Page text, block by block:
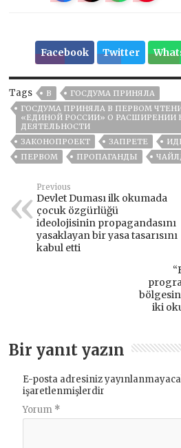
Facebook Twitter
Tags В
ГОСДУМА ПРИНЯЛА
ГОСДУМА ПРИНЯЛА В ПЕРВОМ
«ЕДИНОЙ РОССИИ» О РАСШИРЕНИИ
ДЕЯТЕЛЬНОСТИ
ЗАКОНОПРОЕКТ
ЗАПРЕТЕ
ПЕРВОМ
ПРОПАГАНДЫ
Previous
Devlet Duması ilk okumada
çocuk özgürlüğü
ideolojisinin propagandasını
yasaklayan bir yasa tasarısını
kabul etti
iki
Bir yanıt yazın
E-posta adresiniz
işaretlenmişlerdir
Yorum *